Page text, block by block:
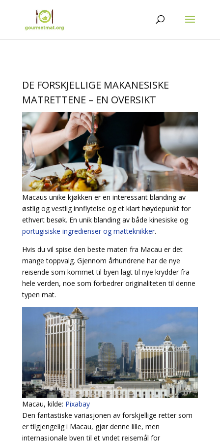
DE FORSKJELLIGE MAKANESISKE
MATRETTENE – EN OVERSIKT
Macaus unike kjøkken er en interessant blanding av
østlig og vestlig innflytelse og et klart høydepunkt for
ethvert besøk. En unik blanding av både kinesiske og
portugisiske ingredienser og matteknikker.
Hvis du vil spise den beste maten fra Macau er det
mange toppvalg. Gjennom århundrene har de nye
reisende som kommet til byen lagt til nye krydder fra
hele verden, noe som forbedrer originaliteten til denne
typen mat.
Macau, kilde: Pixabay
Den fantastiske variasjonen av forskjellige retter som
er tilgjengelig i Macau, gjør denne lille, men
internasjonale byen til et yndet reisemål for